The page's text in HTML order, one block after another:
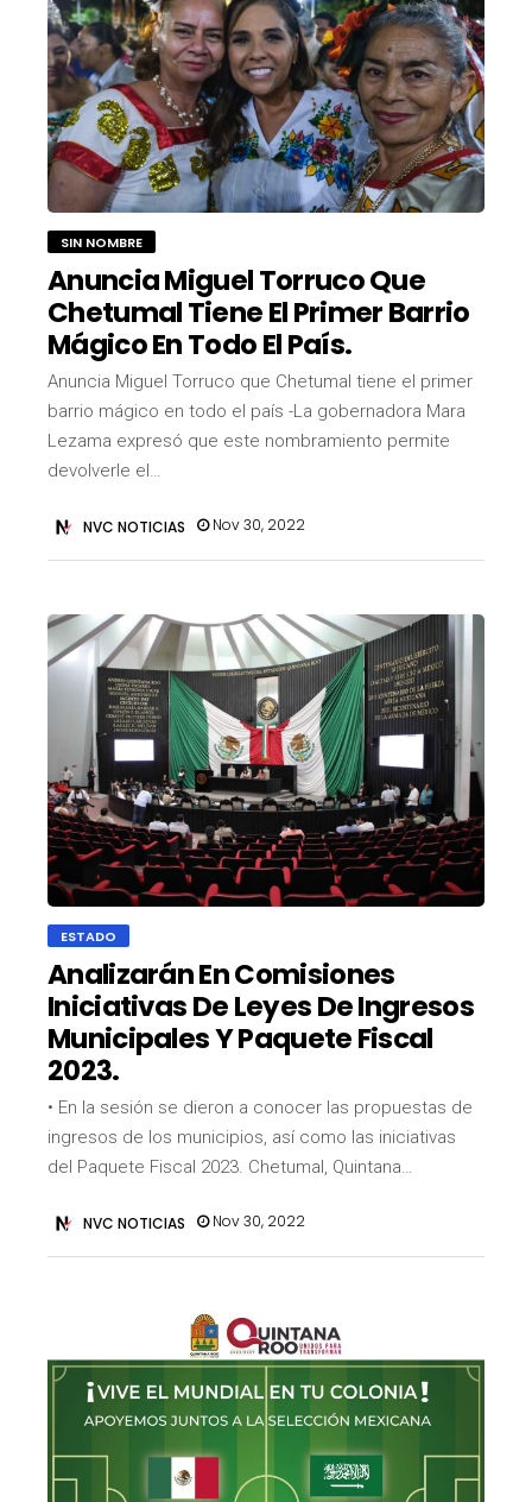
SIN NOMBRE
Anuncia Miguel Torruco Que
Chetumal Tiene El Primer Barrio
Mágico En Todo El País.
Anuncia Miguel Torruco que Chetumal tiene el primer
barrio mágico en todo el país -La gobernadora Mara
Lezama expresó que este nombramiento permite
devolverle el…
NVC NOTICIAS Nov 30, 2022
ESTADO
Analizarán En Comisiones
Iniciativas De Leyes De Ingresos
Municipales Y Paquete Fiscal
2023.
• En la sesión se dieron a conocer las propuestas de
ingresos de los municipios, así como las iniciativas
del Paquete Fiscal 2023. Chetumal, Quintana…
NVC NOTICIAS Nov 30, 2022